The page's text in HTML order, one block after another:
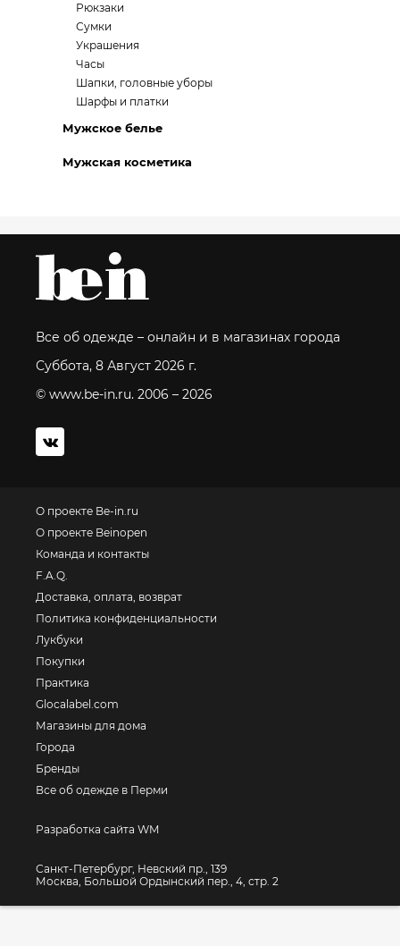
Рюкзаки
Сумки
Украшения
Часы
Шапки, головные уборы
Шарфы и платки
Мужское белье
Мужская косметика
Все об одежде – онлайн и в магазинах города
Суббота, 8 Август 2026 г.
© www.be-in.ru. 2006 – 2026
О проекте Be-in.ru
О проекте Beinopen
Команда и контакты
F.A.Q.
Доставка, оплата, возврат
Политика конфиденциальности
Лукбуки
Покупки
Практика
Glocalabel.com
Магазины для дома
Города
Бренды
Все об одежде в Перми
Разработка сайта WM
Санкт-Петербург, Невский пр., 139
Москва, Большой Ордынский пер., 4, стр. 2